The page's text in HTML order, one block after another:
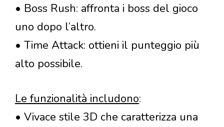
• Boss Rush: affronta i boss del gioco
uno dopo l’altro.
• Time Attack: ottieni il punteggio più
alto possibile.
Le funzionalità includono:
• Vivace stile 3D che caratterizza una